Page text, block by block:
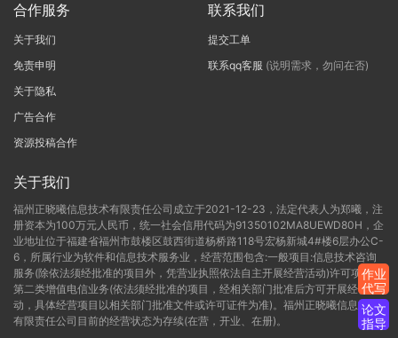
合作服务
关于我们
免责申明
关于隐私
广告合作
资源投稿合作
联系我们
提交工单
联系qq客服 (说明需求，勿问在否)
关于我们
福州正晓曦信息技术有限责任公司成立于2021-12-23，法定代表人为郑曦，注
册资本为100万元人民币，统一社会信用代码为91350102MA8UEWD80H，企
业地址位于福建省福州市鼓楼区鼓西街道杨桥路118号宏杨新城4#楼6层办公C-
6，所属行业为软件和信息技术服务业，经营范围包含:一般项目:信息技术咨询
服务(除依法须经批准的项目外，凭营业执照依法自主开展经营活动)许可项目:
第二类增值电信业务(依法须经批准的项目，经相关部门批准后方可开展经营活
动，具体经营项目以相关部门批准文件或许可证件为准)。福州正晓曦信息技术
有限责任公司目前的经营状态为存续(在营，开业、在册)。
作业
代写
论文
指导